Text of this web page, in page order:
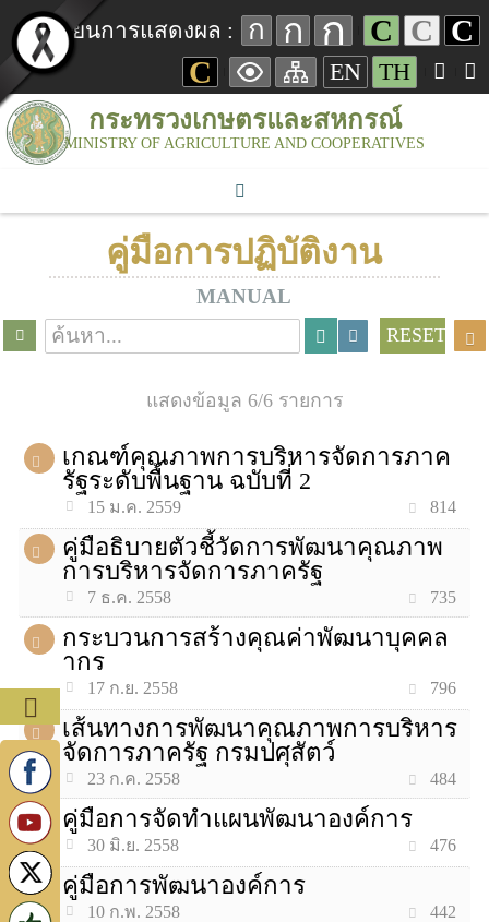
เปลี่ยนการแสดงผล : ก ก ก C C C
C
EN TH
กระทรวงเกษตรและสหกรณ์
MINISTRY OF AGRICULTURE AND COOPERATIVES
คู่มือการปฏิบัติงาน
MANUAL
RESET
แสดงข้อมูล 6/6 รายการ
เกณฑ์คุณภาพการบริหารจัดการภาค
รัฐระดับพื้นฐาน ฉบับที่ 2
15 ม.ค. 2559 814
คู่มือธิบายตัวชี้วัดการพัฒนาคุณภาพ
การบริหารจัดการภาครัฐ
7 ธ.ค. 2558 735
กระบวนการสร้างคุณค่าพัฒนาบุคคล
ากร
17 ก.ย. 2558 796
เส้นทางการพัฒนาคุณภาพการบริหาร
จัดการภาครัฐ กรมปศุสัตว์
23 ก.ค. 2558 484
คู่มือการจัดทำแผนพัฒนาองค์การ
30 มิ.ย. 2558 476
คู่มือการพัฒนาองค์การ
10 ก.พ. 2558 442